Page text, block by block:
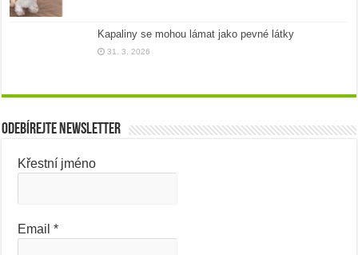
Kapaliny se mohou lámat jako pevné látky
31. 3. 2026
Odebírejte newsletter
Křestní jméno
Email*